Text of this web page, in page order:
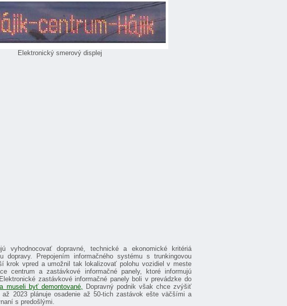
smerový displej
vyhodnocovať dopravné, technické a ekonomické kritériá
Prepojením informačného systému s trunkingovou
krok vpred a umožnil tak lokalizovať polohu vozidiel v meste
centrum a zastávkové informačné panely, ktoré informujú
zastávkové informačné panely boli v prevádzke do
museli byť demontované,
Dopravný podnik však chce zvýšiť
2023 plánuje osadenie až 50-tich zastávok ešte väčšími a
s predošlými.